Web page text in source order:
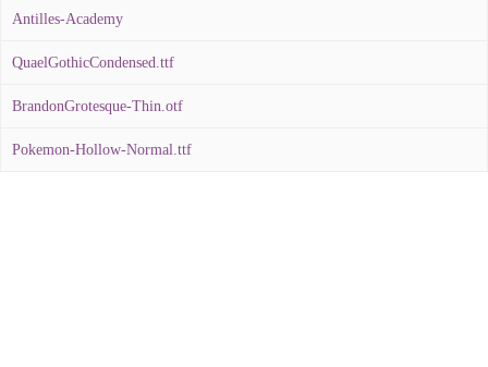
Antilles-Academy
QuaelGothicCondensed.ttf
BrandonGrotesque-Thin.otf
Pokemon-Hollow-Normal.ttf